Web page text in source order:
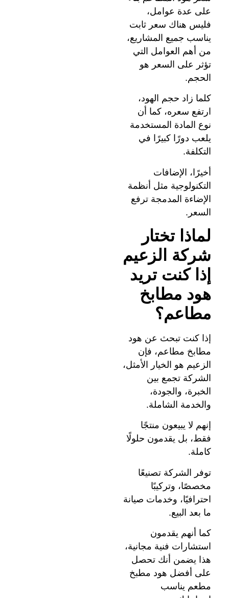
على عدة عوامل،
فليس هناك سعر ثابت
يناسب جميع المشاريع،
من أهم العوامل التي
تؤثر على السعر هو
الحجم.
كلما زاد حجم الهود،
ارتفع سعره، كما أن
نوع المادة المستخدمة
يلعب دورًا كبيرًا في
التكلفة.
أخيرًا، الإضافات
التكنولوجية مثل أنظمة
الإضاءة المدمجة ترفع
السعر.
لماذا تختار
شركة الزعيم
إذا كنت تريد
هود مطابخ
مطاعم؟
إذا كنت تبحث عن هود
مطابخ مطاعم، فإن
الزعيم هو الخيار الأمثل،
الشركة تجمع بين
الخبرة، والجودة،
والخدمة الشاملة.
إنهم لا يبيعون منتجًا
فقط، بل يقدمون حلولًا
كاملة.
توفر الشركة تصنيعًا
مخصصًا، وتركيبًا
احترافيًا، وخدمات صيانة
ما بعد البيع.
كما أنهم يقدمون
استشارات فنية مجانية،
هذا يضمن أنك تحصل
على أفضل هود مطبخ
مطعم يناسب